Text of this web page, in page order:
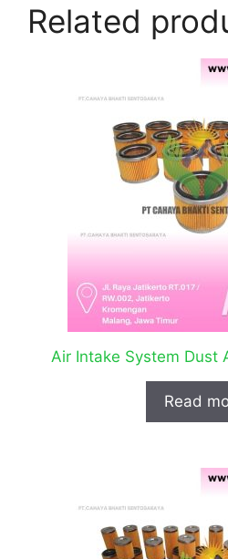
Related
Air Intake System Dust
Read